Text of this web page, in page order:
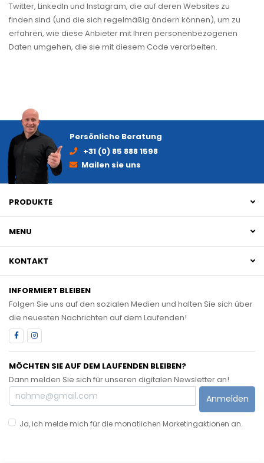
Twitter, LinkedIn und Instagram, die auf deren Websites zu
finden sind (und die sich regelmäßig ändern können), um zu
erfahren, wie diese Anbieter mit Ihren personenbezogenen
Daten umgehen, die sie mit diesem Code verarbeiten.
Persönliche Beratung
+31 (0) 85 888 1598
Mailen sie uns
PRODUKTE
MENU
KONTAKT
INFORMIERT BLEIBEN
Folgen Sie uns auf den sozialen Medien und halten Sie sich über
die neuesten Nachrichten auf dem Laufenden!
MÖCHTEN SIE AUF DEM LAUFENDEN BLEIBEN?
Dann melden Sie sich für unseren digitalen Newsletter an!
Anmelden
Ja, ich melde mich für die monatlichen Marketingaktionen an.